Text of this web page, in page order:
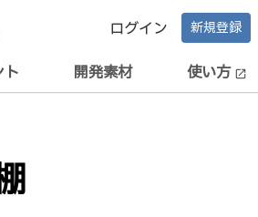
ログイン 新規登録
ト 開発素材 使い方 open_in_new